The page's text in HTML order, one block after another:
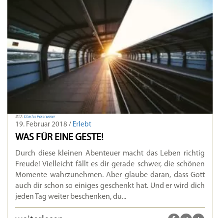
Bild: Charles Forerunner
19. Februar 2018 / Erlebt
WAS FÜR EINE GESTE!
Durch diese kleinen Abenteuer macht das Leben richtig
Freude! Vielleicht fällt es dir gerade schwer, die schönen
Momente wahrzunehmen. Aber glaube daran, dass Gott
auch dir schon so einiges geschenkt hat. Und er wird dich
jeden Tag weiter beschenken, du...